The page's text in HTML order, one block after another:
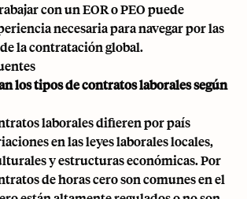
con un EOR o PEO puede
necesaria para navegar por las
la contratación global.
los tipos de contratos laborales según
laborales difieren por país
en las leyes laborales locales,
y estructuras económicas. Por
de horas cero son comunes en el